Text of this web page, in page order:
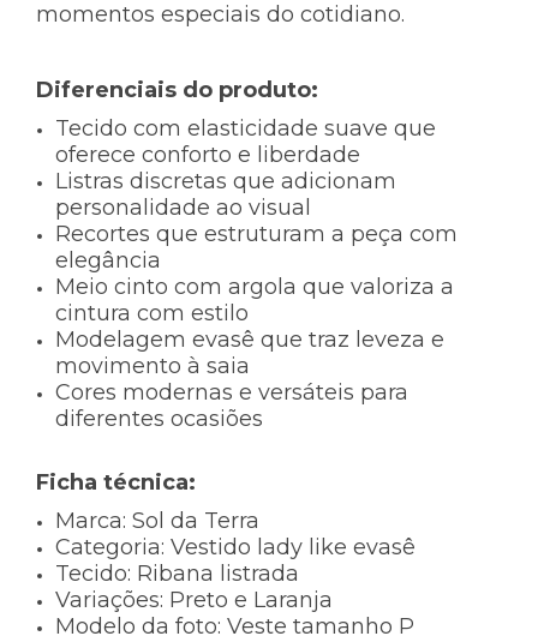
momentos especiais do cotidiano.
Diferenciais do produto:
Tecido com elasticidade suave que
oferece conforto e liberdade
Listras discretas que adicionam
personalidade ao visual
Recortes que estruturam a peça com
elegância
Meio cinto com argola que valoriza a
cintura com estilo
Modelagem evasê que traz leveza e
movimento à saia
Cores modernas e versáteis para
diferentes ocasiões
Ficha técnica:
Marca: Sol da Terra
Categoria: Vestido lady like evasê
Tecido: Ribana listrada
Variações: Preto e Laranja
Modelo da foto: Veste tamanho P